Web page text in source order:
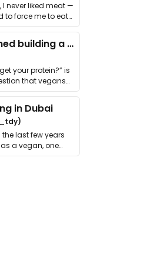
I never liked meat —
to force me to eat
What I learned building a queer vegan travel brand
your protein?” is
that vegans
in Dubai
last few years
a vegan, one